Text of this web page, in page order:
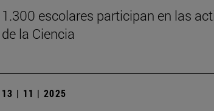
1.300 escolares participan en las
de la Ciencia
13 | 11 | 2025